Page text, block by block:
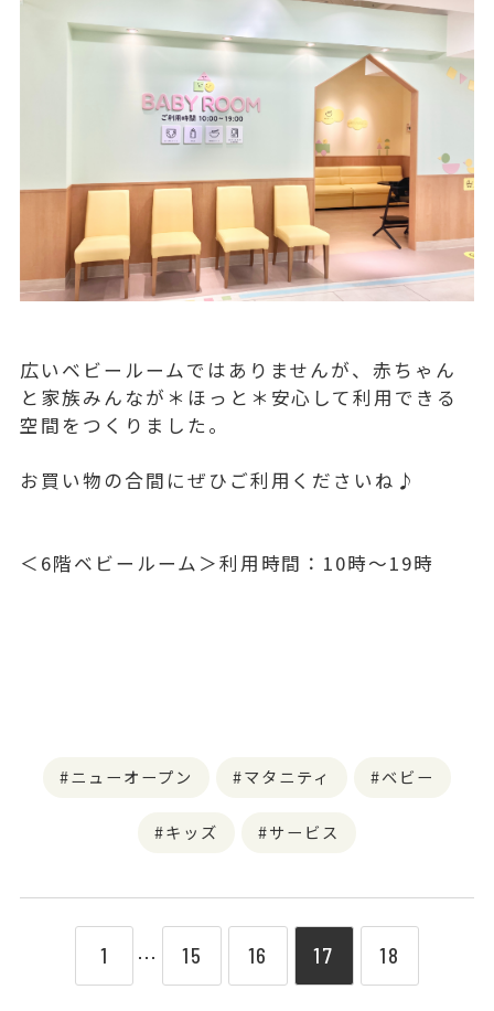
広いベビールームではありませんが、赤ちゃん
と家族みんなが＊ほっと＊安心して利用できる
空間をつくりました。
お買い物の合間にぜひご利用くださいね♪
＜6階ベビールーム＞利用時間：10時～19時
ニューオープン マタニティ ベビー
キッズ サービス
1 ⋯ 15 16 17 18